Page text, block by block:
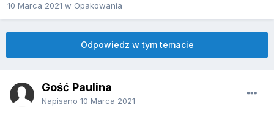
10 Marca 2021 w Opakowania
Odpowiedz w tym temacie
Gość Paulina
Napisano 10 Marca 2021